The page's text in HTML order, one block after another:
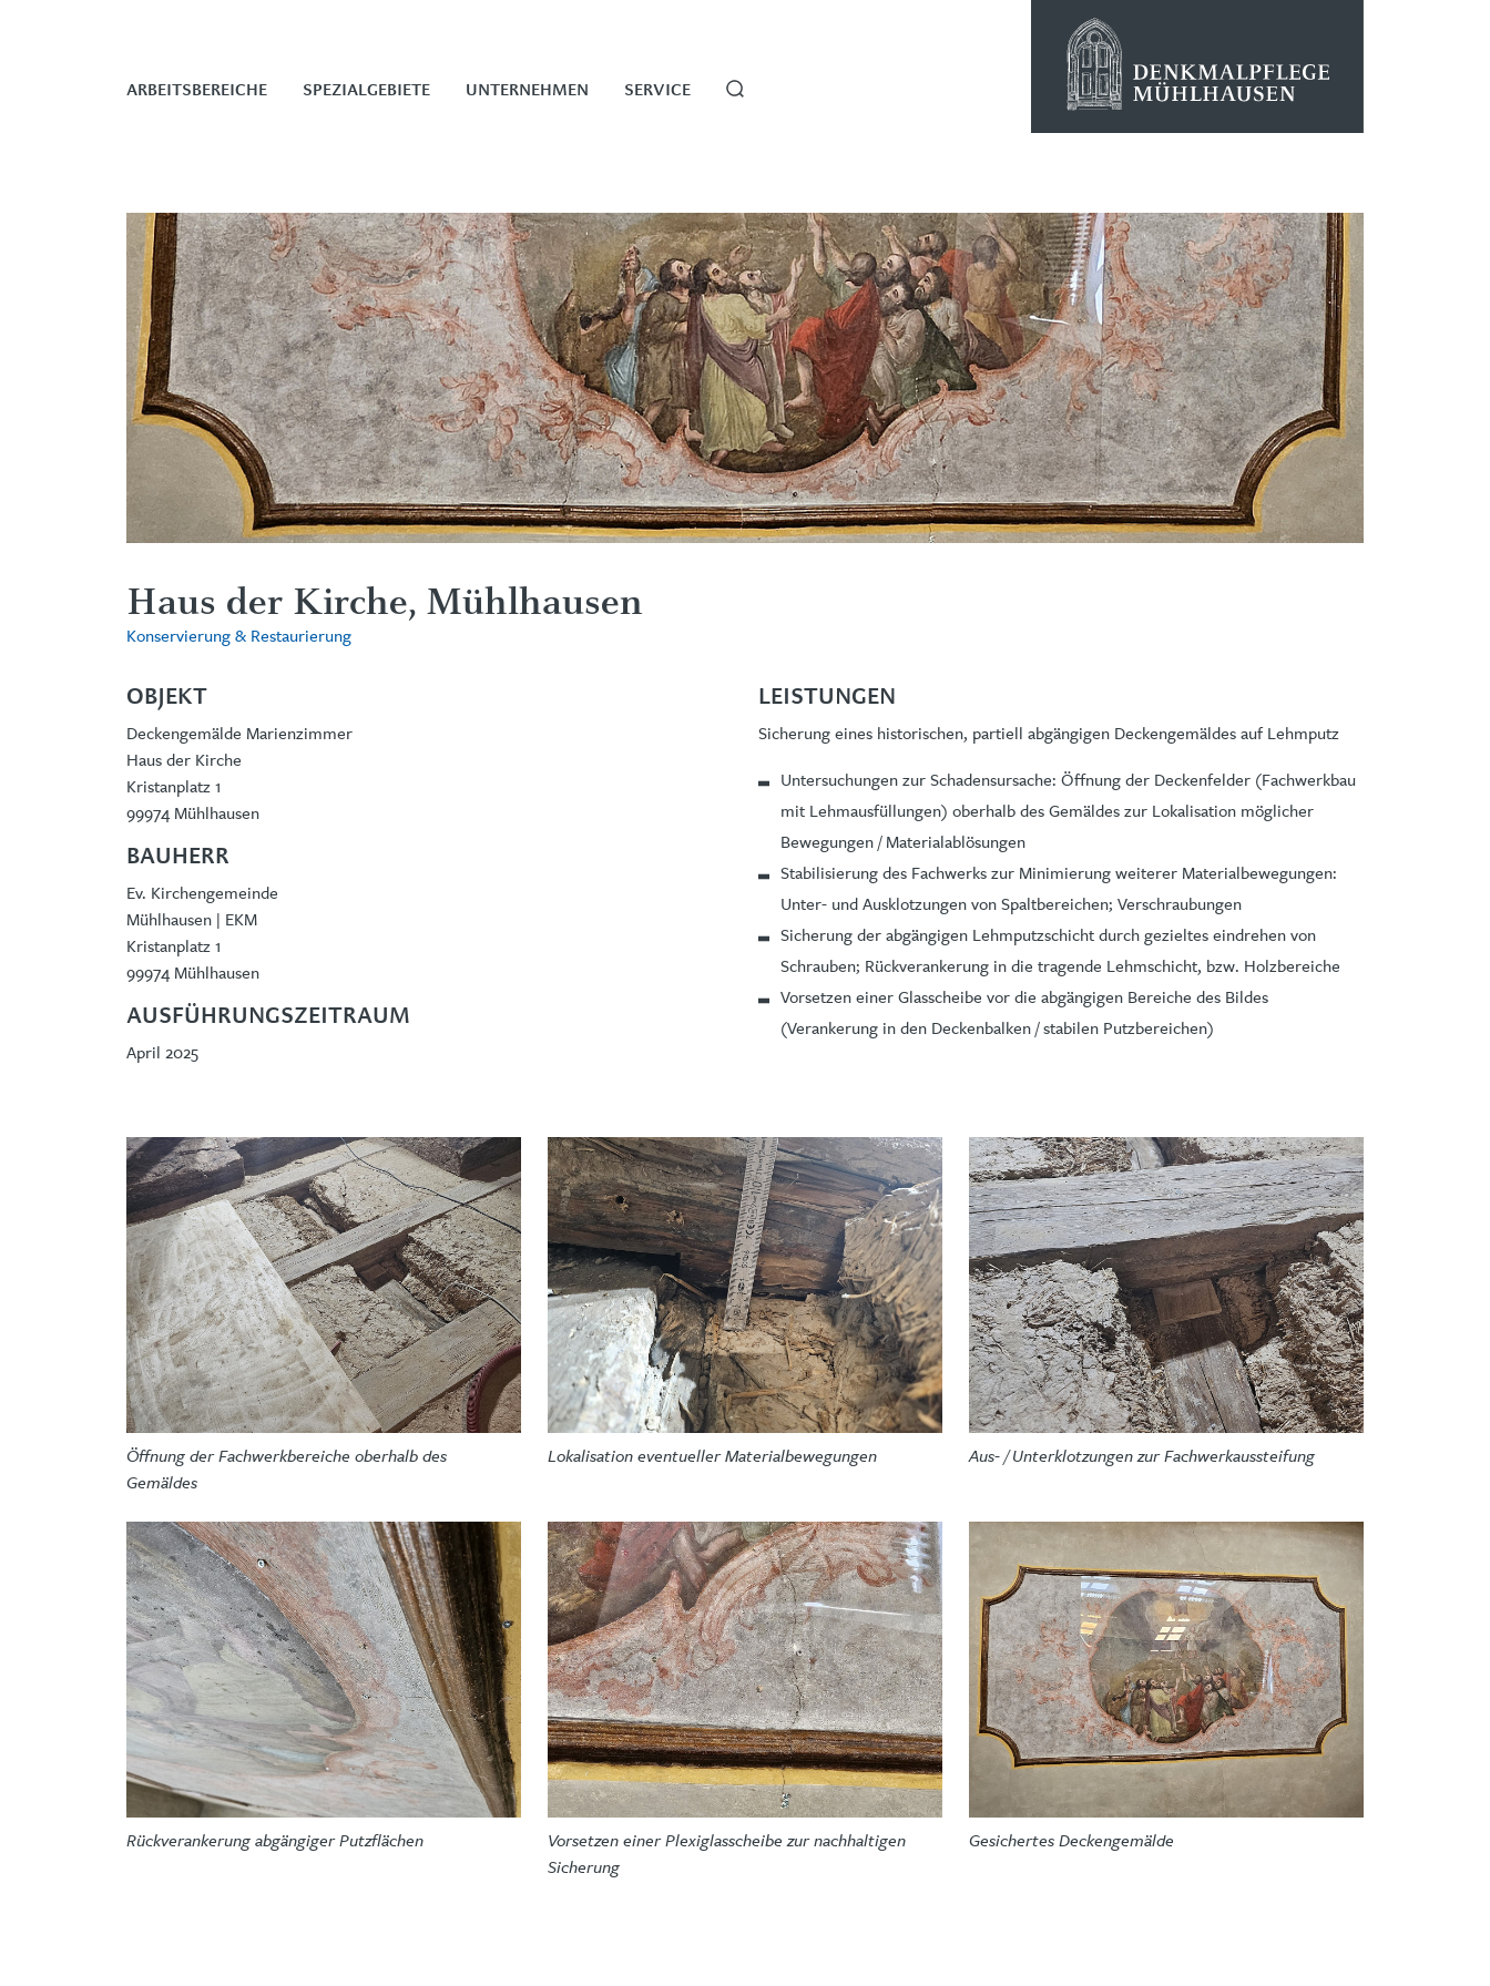
ARBEITSBEREICHE SPEZIALGEBIETE UNTERNEHMEN SERVICE
Haus der Kirche, Mühlhausen
Konservierung & Restaurierung
OBJEKT
Deckengemälde Marienzimmer
Haus der Kirche
Kristanplatz 1
99974 Mühlhausen
BAUHERR
Ev. Kirchengemeinde
Mühlhausen | EKM
Kristanplatz 1
99974 Mühlhausen
AUSFÜHRUNGSZEITRAUM
April 2025
LEISTUNGEN
Sicherung eines historischen, partiell abgängigen Deckengemäldes auf Lehmputz
Untersuchungen zur Schadensursache: Öffnung der Deckenfelder (Fachwerkbau
mit Lehmausfüllungen) oberhalb des Gemäldes zur Lokalisation möglicher
Bewegungen / Materialablösungen
Stabilisierung des Fachwerks zur Minimierung weiterer Materialbewegungen:
Unter- und Ausklotzungen von Spaltbereichen; Verschraubungen
Sicherung der abgängigen Lehmputzschicht durch gezieltes eindrehen von
Schrauben; Rückverankerung in die tragende Lehmschicht, bzw. Holzbereiche
Vorsetzen einer Glasscheibe vor die abgängigen Bereiche des Bildes
(Verankerung in den Deckenbalken / stabilen Putzbereichen)
Öffnung der Fachwerkbereiche oberhalb des
Gemäldes
Lokalisation eventueller Materialbewegungen Aus- / Unterklotzungen zur Fachwerkaussteifung
Rückverankerung abgängiger Putzflächen
Vorsetzen einer Plexiglasscheibe zur nachhaltigen
Sicherung
Gesichertes Deckengemälde